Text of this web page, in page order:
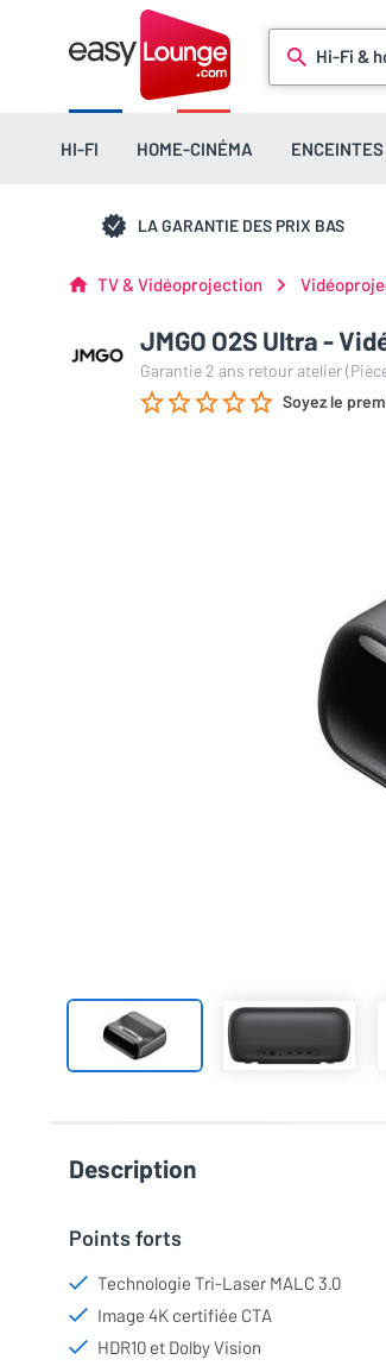
Hi-Fi &
HI-FI HOME-CINÉMA ENCEINTES
LA GARANTIE DES PRIX BAS
TV & Vidéoprojection
JMGO O2S Ultra -
Garantie 2 ans retour atelier
Soyez le
Description
Points forts
Technologie Tri-Laser MALC 3.0
Image 4K certifiée CTA
HDR10 et Dolby Vision